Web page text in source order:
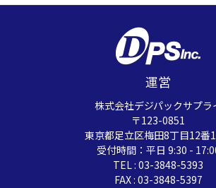
運営
株式会社デジパックサプラ
〒123-0851
東京都足立区梅田8丁目12番
受付時間：平日 9:30 -
TEL : 03-3848-5393
FAX : 03-3848-5397